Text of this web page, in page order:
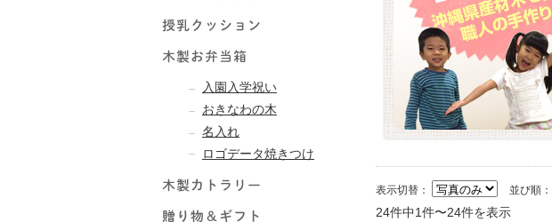
表示切替： 並び順：
24件中1件〜24件を表示
入園入学祝い
おきなわの木
名入れ
ロゴデータ焼きつけ